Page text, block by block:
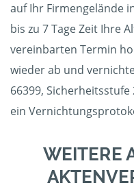
auf Ihr Firmengelände
bis zu 7 Tage Zeit Ihre
vereinbarten Termin
wieder ab und
66399,
ein
WEITERE